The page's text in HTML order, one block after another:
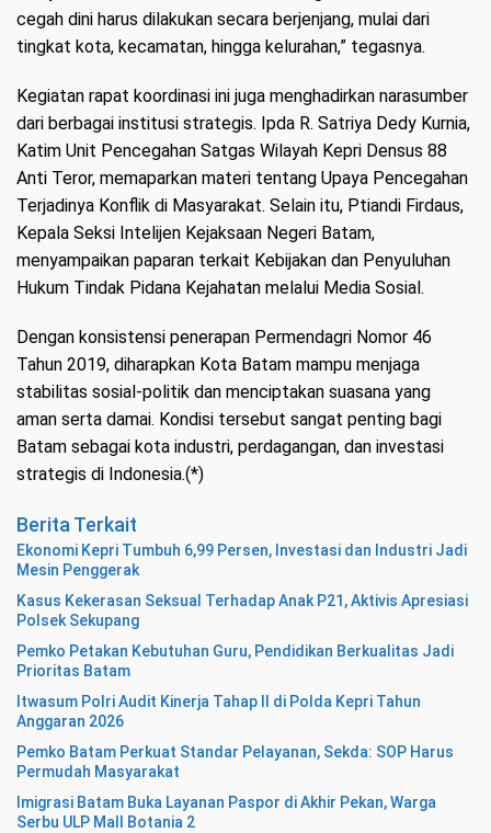
cegah dini harus dilakukan secara berjenjang, mulai dari
tingkat kota, kecamatan, hingga kelurahan,” tegasnya.
Kegiatan rapat koordinasi ini juga menghadirkan narasumber
dari berbagai institusi strategis. Ipda R. Satriya Dedy Kurnia,
Katim Unit Pencegahan Satgas Wilayah Kepri Densus 88
Anti Teror, memaparkan materi tentang Upaya Pencegahan
Terjadinya Konflik di Masyarakat. Selain itu, Ptiandi Firdaus,
Kepala Seksi Intelijen Kejaksaan Negeri Batam,
menyampaikan paparan terkait Kebijakan dan Penyuluhan
Hukum Tindak Pidana Kejahatan melalui Media Sosial.
Dengan konsistensi penerapan Permendagri Nomor 46
Tahun 2019, diharapkan Kota Batam mampu menjaga
stabilitas sosial-politik dan menciptakan suasana yang
aman serta damai. Kondisi tersebut sangat penting bagi
Batam sebagai kota industri, perdagangan, dan investasi
strategis di Indonesia.(*)
Berita Terkait
Ekonomi Kepri Tumbuh 6,99 Persen, Investasi dan Industri Jadi
Mesin Penggerak
Kasus Kekerasan Seksual Terhadap Anak P21, Aktivis Apresiasi
Polsek Sekupang
Pemko Petakan Kebutuhan Guru, Pendidikan Berkualitas Jadi
Prioritas Batam
Itwasum Polri Audit Kinerja Tahap II di Polda Kepri Tahun
Anggaran 2026
Pemko Batam Perkuat Standar Pelayanan, Sekda: SOP Harus
Permudah Masyarakat
Imigrasi Batam Buka Layanan Paspor di Akhir Pekan, Warga
Serbu ULP Mall Botania 2